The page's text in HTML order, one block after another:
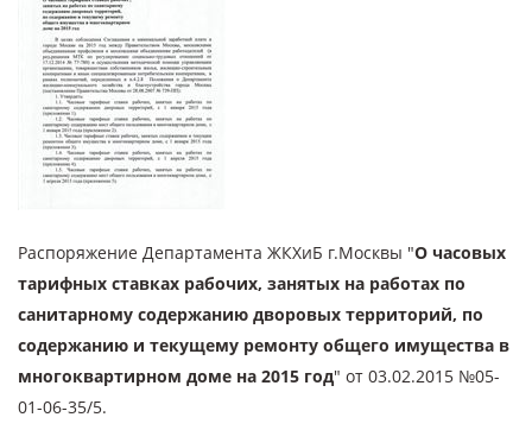
Распоряжение Департамента ЖКХиБ г.Москвы "О часовых
тарифных ставках рабочих, занятых на работах по
санитарному содержанию дворовых территорий, по
содержанию и текущему ремонту общего имущества в
многоквартирном доме на 2015 год" от 03.02.2015 №05-
01-06-35/5.